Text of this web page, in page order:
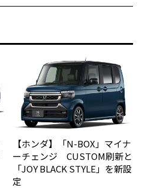
【ホンダ】「N-BOX」マイナ
ーチェンジ CUSTOM刷新と
「JOY BLACK STYLE」を新設
定